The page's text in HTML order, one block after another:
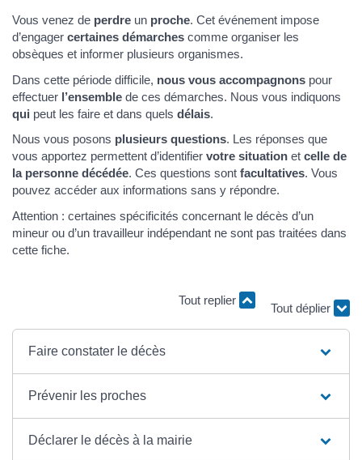
Vous venez de perdre un proche. Cet événement impose
d’engager certaines démarches comme organiser les
obsèques et informer plusieurs organismes.
Dans cette période difficile, nous vous accompagnons pour
effectuer l’ensemble de ces démarches. Nous vous indiquons
qui peut les faire et dans quels délais.
Nous vous posons plusieurs questions. Les réponses que
vous apportez permettent d’identifier votre situation et celle de
la personne décédée. Ces questions sont facultatives. Vous
pouvez accéder aux informations sans y répondre.
Attention : certaines spécificités concernant le décès d’un
mineur ou d’un travailleur indépendant ne sont pas traitées dans
cette fiche.
Tout replier Tout déplier
Faire constater le décès
Prévenir les proches
Déclarer le décès à la mairie